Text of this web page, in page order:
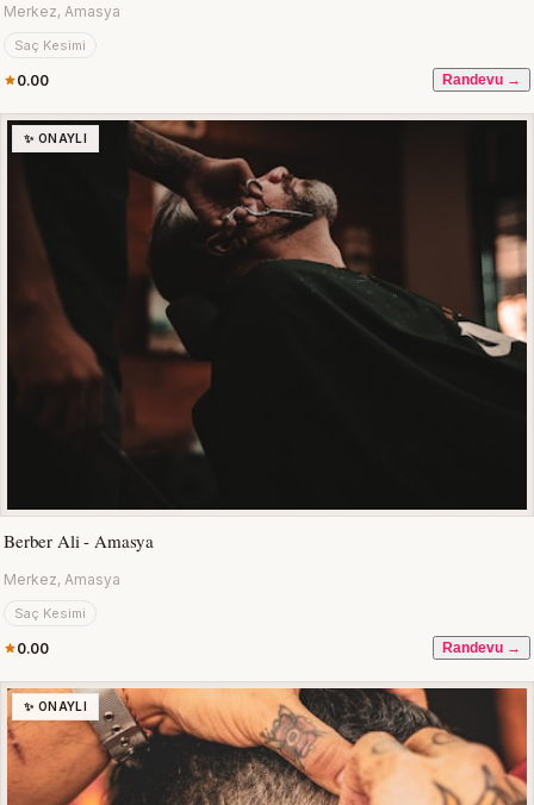
Merkez, Amasya
Saç Kesimi
0.00 Randevu →
✨ ONAYLI
Berber Ali - Amasya
Merkez, Amasya
Saç Kesimi
0.00 Randevu →
✨ ONAYLI